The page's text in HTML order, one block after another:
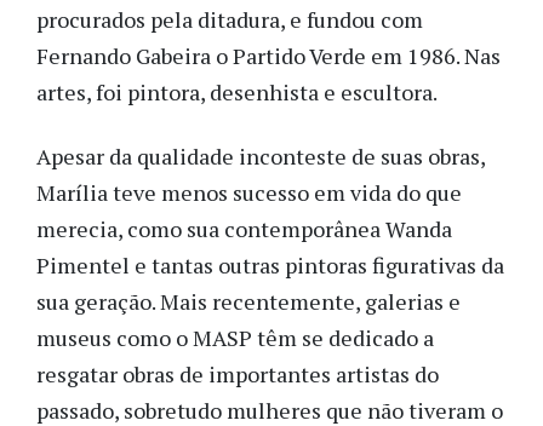
procurados pela ditadura, e fundou com
Fernando Gabeira o Partido Verde em 1986. Nas
artes, foi pintora, desenhista e escultora.
Apesar da qualidade inconteste de suas obras,
Marília teve menos sucesso em vida do que
merecia, como sua contemporânea Wanda
Pimentel e tantas outras pintoras figurativas da
sua geração. Mais recentemente, galerias e
museus como o MASP têm se dedicado a
resgatar obras de importantes artistas do
passado, sobretudo mulheres que não tiveram o